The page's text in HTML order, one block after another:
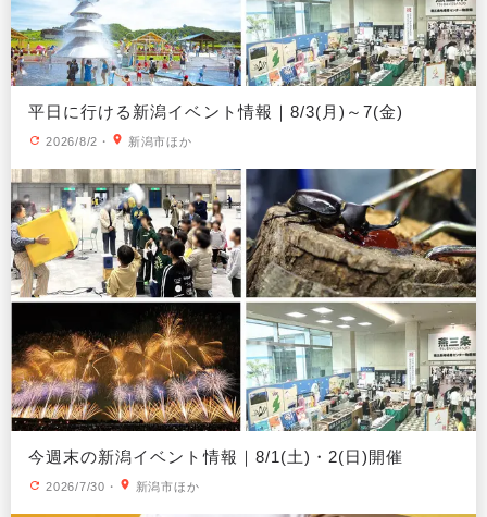
平日に行ける新潟イベント情報｜8/3(月)～7(金)
2026/8/2 ・ 新潟市ほか
今週末の新潟イベント情報｜8/1(土)・2(日)開催
2026/7/30 ・ 新潟市ほか